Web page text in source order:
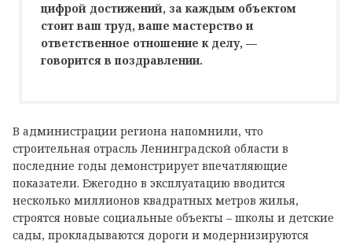
цифрой достижений, за каждым объектом
стоит ваш труд, ваше мастерство и
ответственное отношение к делу, —
говорится в поздравлении.
В администрации региона напомнили, что
строительная отрасль Ленинградской области в
последние годы демонстрирует впечатляющие
показатели. Ежегодно в эксплуатацию вводится
несколько миллионов квадратных метров жилья,
строятся новые социальные объекты – школы и детские
сады, прокладываются дороги и модернизируются